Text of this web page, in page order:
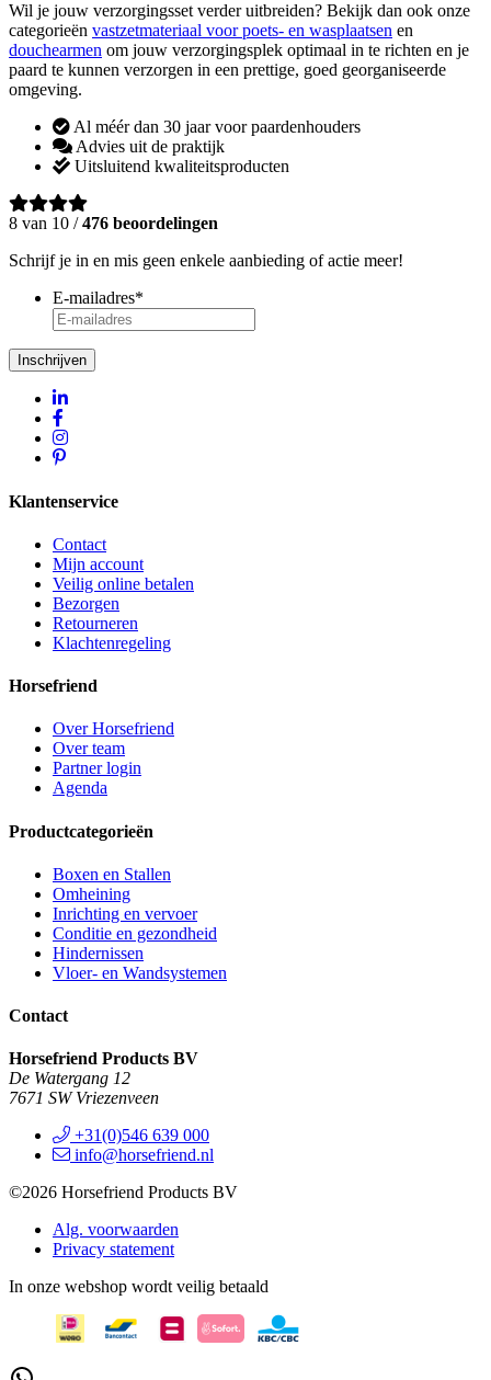
Wil je jouw verzorgingsset verder uitbreiden? Bekijk dan ook onze
categorieën vastzetmateriaal voor poets- en wasplaatsen en
douchearmen om jouw verzorgingsplek optimaal in te richten en je
paard te kunnen verzorgen in een prettige, goed georganiseerde
omgeving.
Al méér dan 30 jaar voor paardenhouders
Advies uit de praktijk
Uitsluitend kwaliteitsproducten
8 van 10 /476 beoordelingen
Schrijf je in en mis geen enkele aanbieding of actie meer!
E-mailadres*
Inschrijven
Klantenservice
Contact
Mijn account
Veilig online betalen
Bezorgen
Retourneren
Klachtenregeling
Horsefriend
Over Horsefriend
Over team
Partner login
Agenda
Productcategorieën
Boxen en Stallen
Omheining
Inrichting en vervoer
Conditie en gezondheid
Hindernissen
Vloer- en Wandsystemen
Contact
Horsefriend Products BV
De Watergang 12
7671 SW Vriezenveen
+31(0)546 639 000
info@horsefriend.nl
©2026 Horsefriend Products BV
Alg. voorwaarden
Privacy statement
In onze webshop wordt veilig betaald